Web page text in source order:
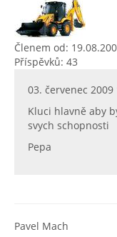
Členem od:
Příspěvků: 43
03. červenec 2009
Kluci hlavně aby
svych schopnosti
Pepa
Pavel Mach